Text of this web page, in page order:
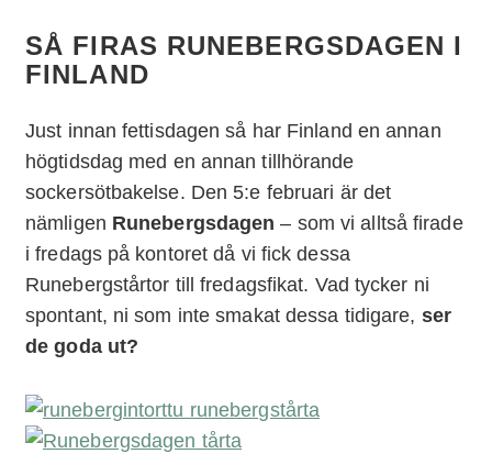
SÅ FIRAS RUNEBERGSDAGEN I
FINLAND
Just innan fettisdagen så har Finland en annan
högtidsdag med en annan tillhörande
sockersötbakelse. Den 5:e februari är det
nämligen Runebergsdagen – som vi alltså firade
i fredags på kontoret då vi fick dessa
Runebergstårtor till fredagsfikat. Vad tycker ni
spontant, ni som inte smakat dessa tidigare, ser
de goda ut?